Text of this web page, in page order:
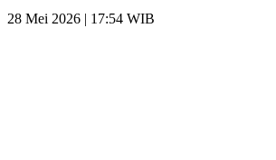
28 Mei 2026 | 17:54 WIB